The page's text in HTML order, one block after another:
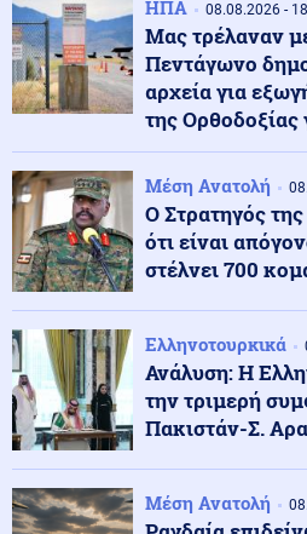
Δύο συλλήψεις για
σε Έβρο και Ροδόπη
Κοινωνία 09.08.2026 - 13:36
Σοκαριστικό
εγείρει νέα ερωτήματα:
της μητέρας και έπεισαν
χρήματα και κοσμήματα
Ρωσία 09.08.2026 - 13:33
Ενώ ο Πούτιν "ετοιμάζει
ο Ερντογάν προχωρά
αμερικανικών όπλων
Κοινωνία 09.08.2026 - 13:25
Φωτιά στο Στεφάνι
φωτοβολταϊκά αναφέρει ο
Αθλητισμός
ΗΠΑ 08.08.2026 -
Μας τρέλαναν
Πεντάγωνο
αρχεία για
της Ορθοδοξίας
Μέση Ανατολή
Ο Στρατηγός
ότι είναι
στέλνει 700
Ελληνοτουρκικά
Ανάλυση: Η
την τριμερή
Πακιστάν-Σ.
Μέση Ανατολή